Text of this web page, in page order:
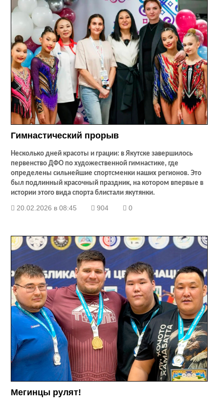
Гимнастический прорыв
Несколько дней красоты и грации: в Якутске завершилось
первенство ДФО по художественной гимнастике, где
определены сильнейшие спортсменки наших регионов. Это
был подлинный красочный праздник, на котором впервые в
истории этого вида спорта блистали якутянки.
20.02.2026 в 08:45 904 0
Мегинцы рулят!